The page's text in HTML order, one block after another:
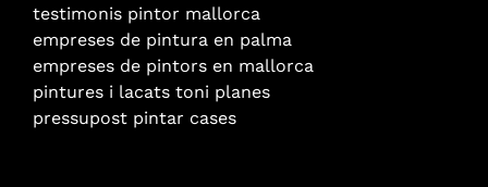
testimonis pintor mallorca
empreses de pintura en palma
empreses de pintors en mallorca
pintures i lacats toni planes
pressupost pintar cases